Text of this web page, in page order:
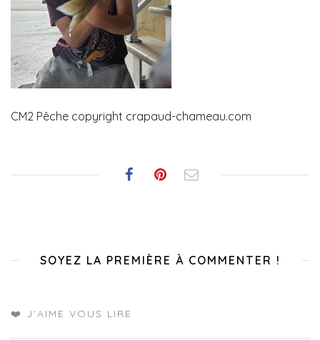
CM2 Pêche copyright crapaud-chameau.com
SOYEZ LA PREMIÈRE À COMMENTER !
❤️ J'AIME VOUS LIRE